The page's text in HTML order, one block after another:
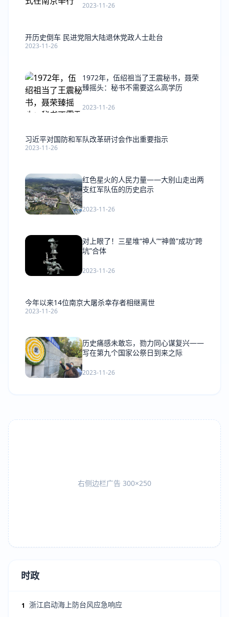
2023-11-26
开历史倒车 民进党阻大陆退休党政人士赴台
2023-11-26
1972年，伍绍祖当了王震秘书，聂荣
臻摇头：秘书不需要这么高学历
2023-11-26
习近平对国防和军队改革研讨会作出重要指示
2023-11-26
红色星火的人民力量——大别山走出两
支红军队伍的历史启示
2023-11-26
对上眼了！三星堆“神人”“神兽”成功“跨
坑”合体
2023-11-26
今年以来14位南京大屠杀幸存者相继离世
2023-11-26
历史痛感未敢忘，勠力同心谋复兴——
写在第九个国家公祭日到来之际
2023-11-26
右侧边栏广告 300×250
时政
1 浙江启动海上防台风应急响应